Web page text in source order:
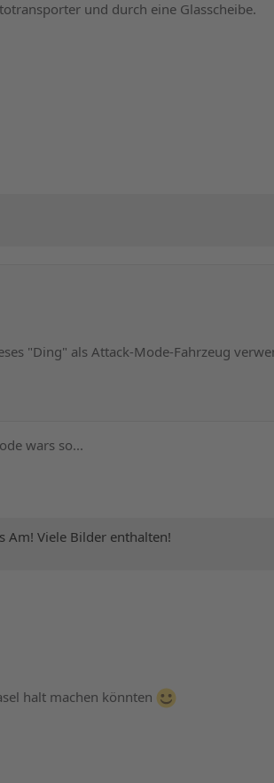
und durch eine Glasscheibe.
"Ding" als Attack-Mode-Fahrzeug
wars so...
Am! Viele Bilder enthalten!
halt machen könnten